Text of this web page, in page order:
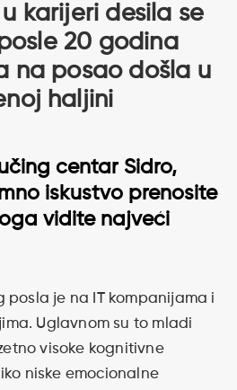
karijeri desila se
20 godina
na posao došla u
haljini
centar Sidro,
iskustvo prenosite
vidite najveći
posla je na IT kompanijama i
Uglavnom su to mladi
visoke kognitivne
niske emocionalne